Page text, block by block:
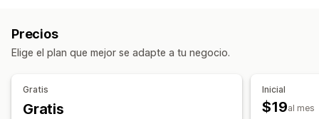
Acciones
Sincronización de datos
Códigos de barras
En tiempo real
Precios
Elige el plan que mejor se adapte a tu negocio.
Gratis
Gratis
Inicial
$19al mes